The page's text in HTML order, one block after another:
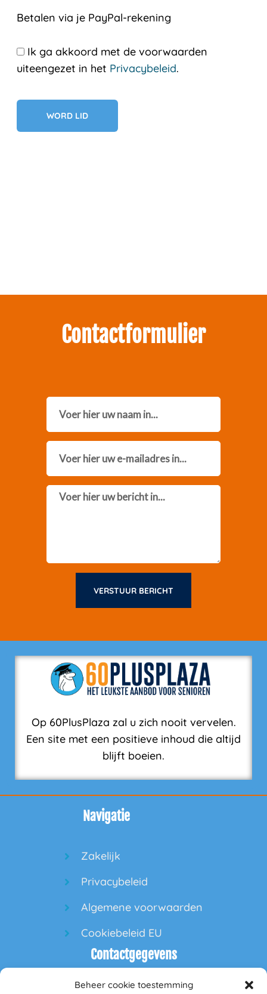
Beheer cookie toestemming
Betalen via je PayPal-rekening
Ik ga akkoord met de voorwaarden
uiteengezet in het Privacybeleid.
Geen val
Contactformulier
Message
VERSTUUR BERICHT
Op 60PlusPlaza zal u zich nooit vervelen.
Een site met een positieve inhoud die altijd
blijft boeien.
Navigatie
Zakelijk
Privacybeleid
Algemene voorwaarden
Cookiebeleid EU
Contactgegevens